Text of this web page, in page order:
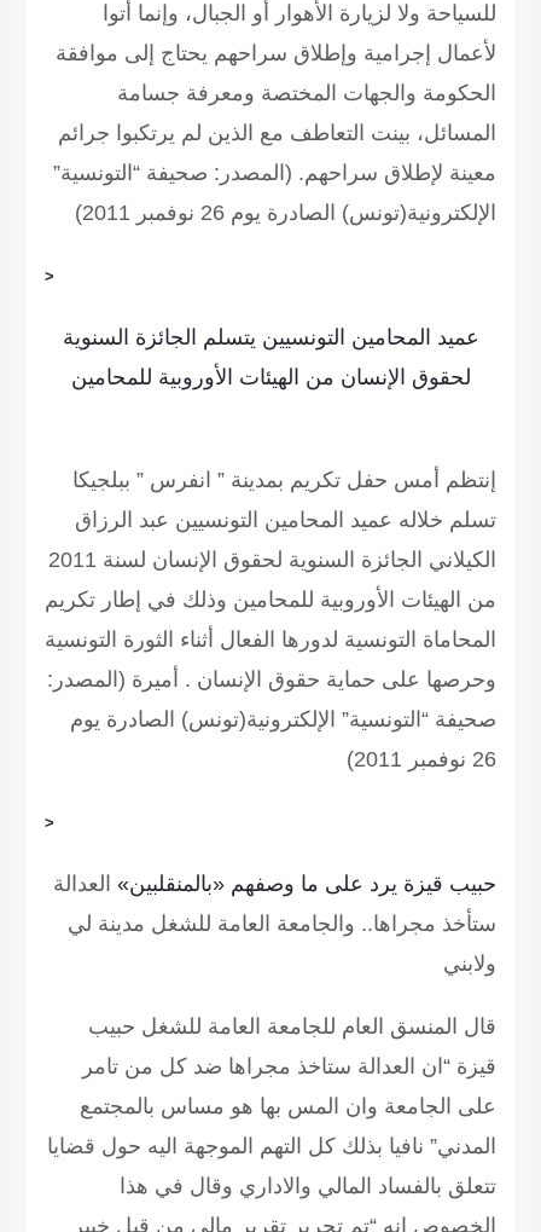
للسياحة ولا لزيارة الأهوار أو الجبال، وإنما أتوا
لأعمال إجرامية وإطلاق سراحهم يحتاج إلى موافقة
الحكومة والجهات المختصة ومعرفة جسامة
المسائل، بينت التعاطف مع الذين لم يرتكبوا جرائم
معينة لإطلاق سراحهم. (المصدر: صحيفة “التونسية”
الإلكترونية(تونس) الصادرة يوم 26 نوفمبر 2011)
<
عميد المحامين التونسيين يتسلم الجائزة السنوية
لحقوق الإنسان من الهيئات الأوروبية للمحامين
إنتظم أمس حفل تكريم بمدينة ” انفرس ” ببلجيكا
تسلم خلاله عميد المحامين التونسيين عبد الرزاق
الكيلاني الجائزة السنوية لحقوق الإنسان لسنة 2011
من الهيئات الأوروبية للمحامين وذلك في إطار تكريم
المحاماة التونسية لدورها الفعال أثناء الثورة التونسية
وحرصها على حماية حقوق الإنسان . أميرة (المصدر:
صحيفة “التونسية” الإلكترونية(تونس) الصادرة يوم
26 نوفمبر 2011)
<
حبيب قيزة يرد على ما وصفهم «بالمنقلبين»العدالة
ستأخذ مجراها.. والجامعة العامة للشغل مدينة لي
ولابني
قال المنسق العام للجامعة العامة للشغل حبيب
قيزة “ان العدالة ستاخذ مجراها ضد كل من تامر
على الجامعة وان المس بها هو مساس بالمجتمع
المدني” نافيا بذلك كل التهم الموجهة اليه حول قضايا
تتعلق بالفساد المالي والاداري وقال في هذا
الخصوص انه “تم تحرير تقرير مالي من قبل خبير